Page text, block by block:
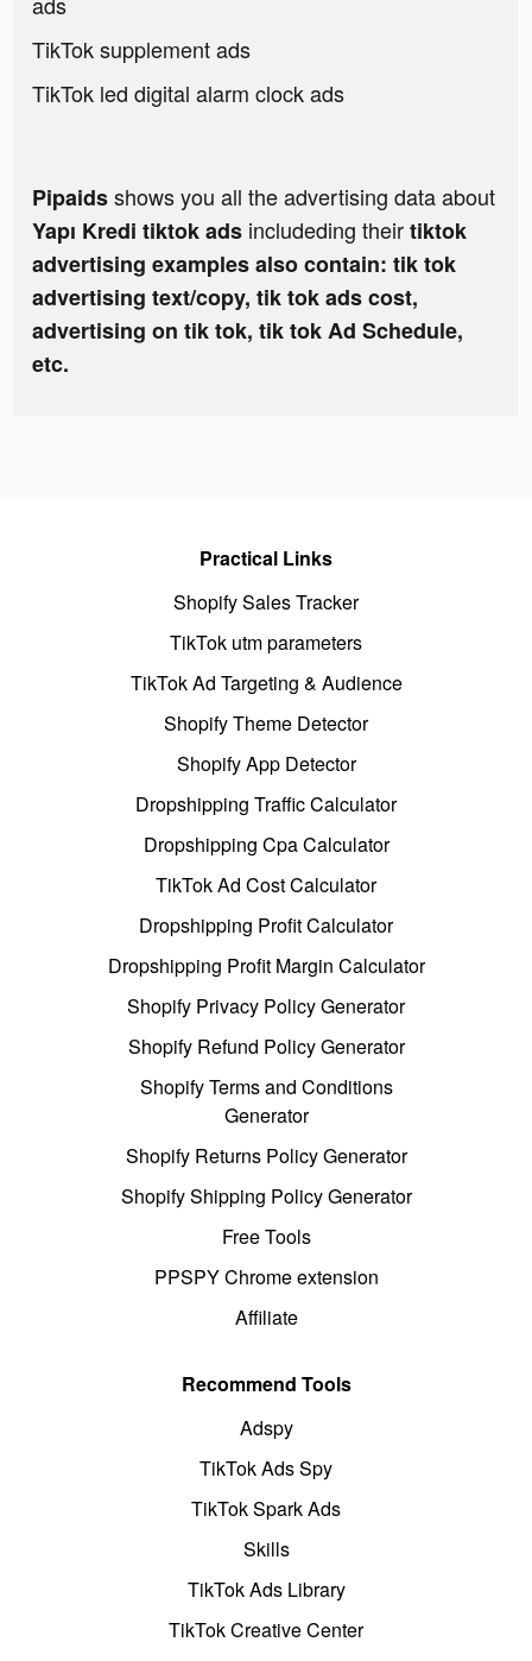
TikTok supplement ads
TikTok led digital alarm clock ads
Pipaidsshows you all the advertising data about
Yapı Kredi tiktok ads includeding theirtiktok
advertising examples also contain: tik tok
advertising text/copy, tik tok ads cost,
advertising on tik tok, tik tok Ad Schedule,
etc.
Practical Links
Shopify Sales Tracker
TikTok utm parameters
TikTok Ad Targeting & Audience
Shopify Theme Detector
Shopify App Detector
Dropshipping Traffic Calculator
Dropshipping Cpa Calculator
TikTok Ad Cost Calculator
Dropshipping Profit Calculator
Dropshipping Profit Margin Calculator
Shopify Privacy Policy Generator
Shopify Refund Policy Generator
Shopify Terms and Conditions
Generator
Shopify Returns Policy Generator
Shopify Shipping Policy Generator
Free Tools
PPSPY Chrome extension
Affiliate
Recommend Tools
Adspy
TikTok Ads Spy
TikTok Spark Ads
Skills
TikTok Ads Library
TikTok Creative Center